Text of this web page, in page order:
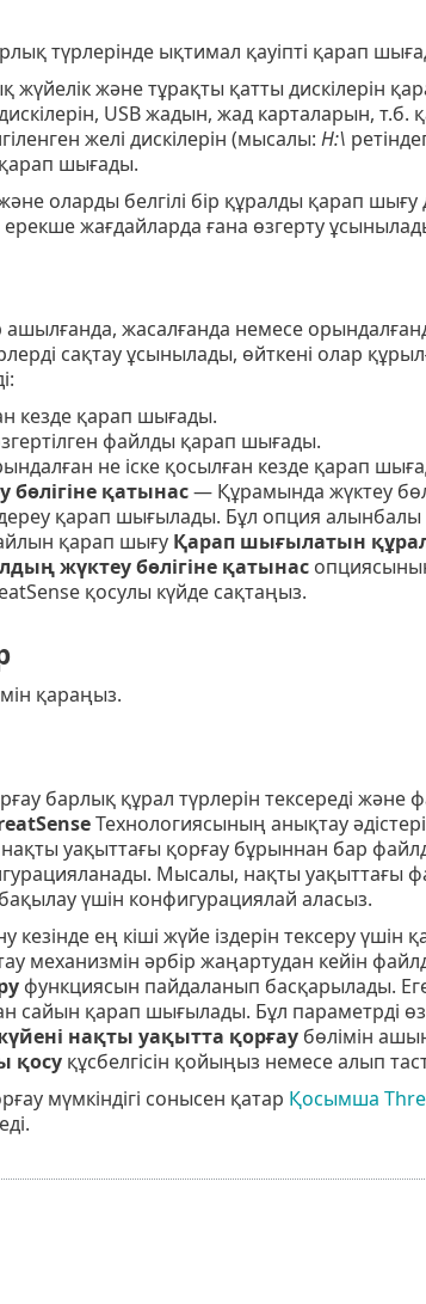
түрлерінде ықтимал қауіпті қарап
және тұрақты қатты дискілерін
USB жадын, жад карталарын, т.б.
желі дискілерін (мысалы: H:\
шығады.
оларды белгілі бір құралды қарап
жағдайларда ғана өзгерту
жасалғанда немесе
сақтау ұсынылады, өйткені олар
кезде қарап шығады.
файлды қарап шығады.
не іске қосылған кезде қарап
қатынас— Құрамында жүктеу
дереу қарап шығылады. Бұл опция
қарап шығу Қарап шығылатын
жүктеу бөлігіне қатынас
қосулы күйде сақтаңыз.
қараңыз.
барлық құрал түрлерін тексереді және
Технологиясының анықтау
уақыттағы қорғау бұрыннан бар
Мысалы, нақты уақыттағы
үшін конфигурациялай аласыз.
ең кіші жүйе іздерін тексеру
механизмін әрбір жаңартудан кейін
функциясын пайдаланып басқарылады.
сайын қарап шығылады. Бұл параметрді
нақты уақытта қорғаубөлімін
қосуқұсбелгісін қойыңыз немесе алып
мүмкіндігі сонысен қатар Қосымша